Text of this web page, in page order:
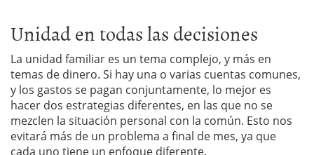
Unidad en todas las decisiones
La unidad familiar es un tema complejo, y más en
temas de dinero. Si hay una o varias cuentas comunes,
y los gastos se pagan conjuntamente, lo mejor es
hacer dos estrategias diferentes, en las que no se
mezclen la situación personal con la común. Esto nos
evitará más de un problema a final de mes, ya que
cada uno tiene un enfoque diferente.